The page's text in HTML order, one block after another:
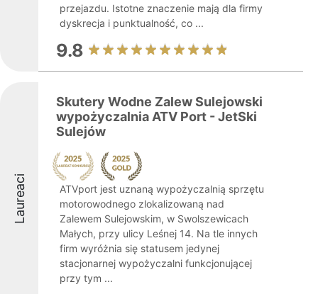
przejazdu. Istotne znaczenie mają dla firmy
dyskrecja i punktualność, co ...
9.8
Laureaci
Skutery Wodne Zalew Sulejowski
wypożyczalnia ATV Port - JetSki
Sulejów
ATVport jest uznaną wypożyczalnią sprzętu
motorowodnego zlokalizowaną nad
Zalewem Sulejowskim, w Swolszewicach
Małych, przy ulicy Leśnej 14. Na tle innych
firm wyróżnia się statusem jedynej
stacjonarnej wypożyczalni funkcjonującej
przy tym ...